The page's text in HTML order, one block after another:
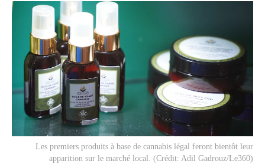
Les premiers produits à base de cannabis légal feront bientôt leur
apparition sur le marché local. (Crédit: Adil Gadrouz/Le360)